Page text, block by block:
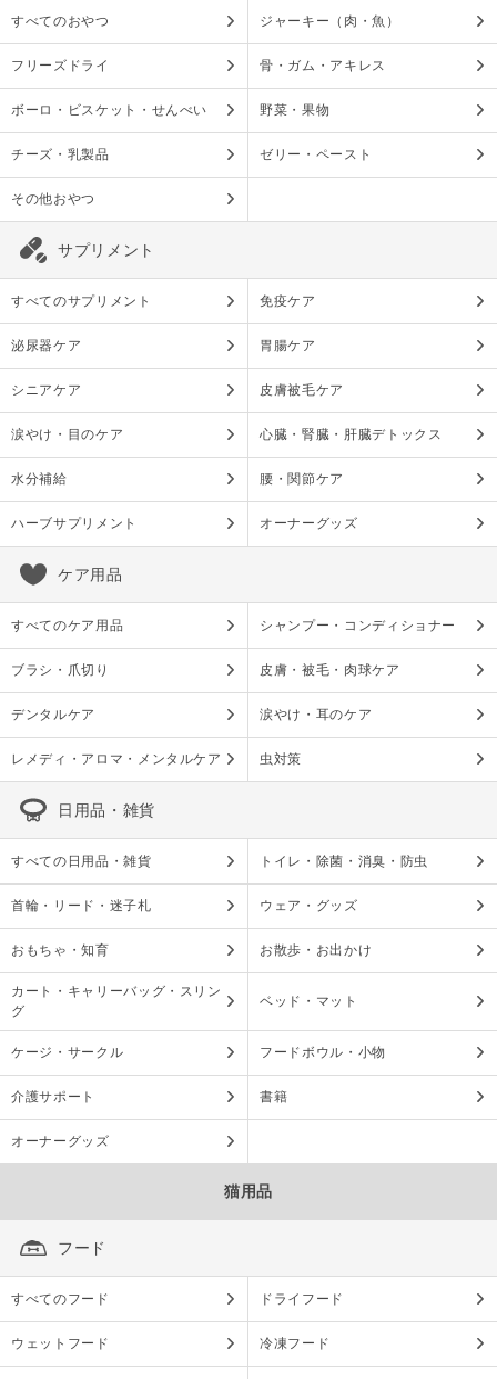
すべてのおやつ ジャーキー（肉・魚）
フリーズドライ 骨・ガム・アキレス
ボーロ・ビスケット・せんべい 野菜・果物
チーズ・乳製品 ゼリー・ペースト
その他おやつ
サプリメント
すべてのサプリメント 免疫ケア
泌尿器ケア 胃腸ケア
シニアケア 皮膚被毛ケア
涙やけ・目のケア 心臓・腎臓・肝臓デトックス
水分補給 腰・関節ケア
ハーブサプリメント オーナーグッズ
ケア用品
すべてのケア用品 シャンプー・コンディショナー
ブラシ・爪切り 皮膚・被毛・肉球ケア
デンタルケア 涙やけ・耳のケア
レメディ・アロマ・メンタルケア 虫対策
日用品・雑貨
すべての日用品・雑貨 トイレ・除菌・消臭・防虫
首輪・リード・迷子札 ウェア・グッズ
おもちゃ・知育 お散歩・お出かけ
カート・キャリーバッグ・スリン
グ
ベッド・マット
ケージ・サークル フードボウル・小物
介護サポート 書籍
オーナーグッズ
猫用品
フード
すべてのフード ドライフード
ウェットフード 冷凍フード